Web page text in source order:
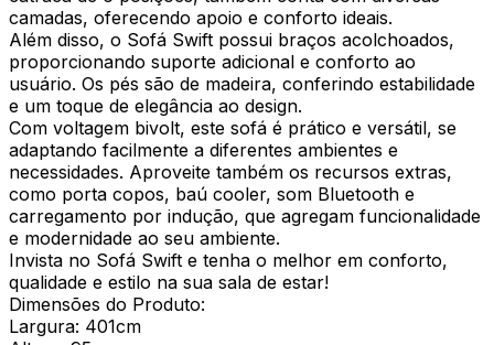
camadas, oferecendo apoio e conforto ideais.
Além disso, o Sofá Swift possui braços acolchoados,
proporcionando suporte adicional e conforto ao
usuário. Os pés são de madeira, conferindo estabilidade
e um toque de elegância ao design.
Com voltagem bivolt, este sofá é prático e versátil, se
adaptando facilmente a diferentes ambientes e
necessidades. Aproveite também os recursos extras,
como porta copos, baú cooler, som Bluetooth e
carregamento por indução, que agregam funcionalidade
e modernidade ao seu ambiente.
Invista no Sofá Swift e tenha o melhor em conforto,
qualidade e estilo na sua sala de estar!
Dimensões do Produto:
Largura: 401cm